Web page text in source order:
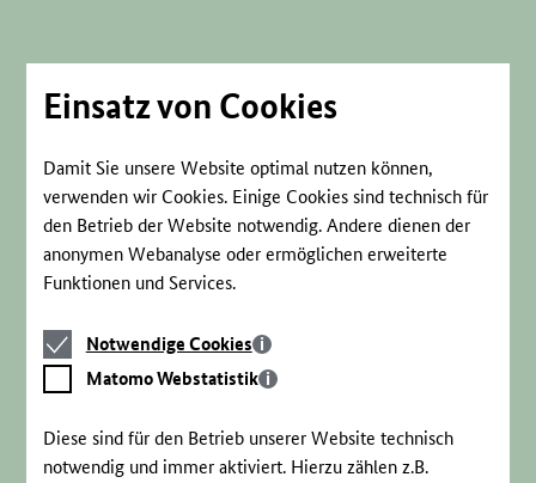
Einsatz von Cookies
Damit Sie unsere Website optimal nutzen können,
verwenden wir Cookies. Einige Cookies sind technisch für
den Betrieb der Website notwendig. Andere dienen der
anonymen Webanalyse oder ermöglichen erweiterte
Funktionen und Services.
Notwendige
Cookies
Notwendige Cookies
Matomo
Webstatistik
Matomo Webstatistik
Diese sind für den Betrieb unserer Website technisch
notwendig und immer aktiviert. Hierzu zählen z.B.